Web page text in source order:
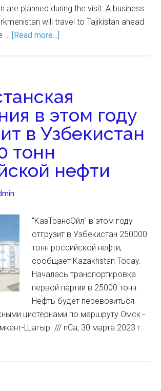
are planned during the visit. A business
will travel to Tajikistan ahead
… [Read more...]
в этом году
в Узбекистан
тонн
нефти
"КазТрансОйл" в этом году
отгрузит в Узбекистан 250000
тонн российской нефти,
сообщает Kazakhstan Today.
Началась транспортировка
первой партии в 25000 тонн.
Нефть будет перевозиться
цистернами по маршруту Омск -
Шагыр. /// nCa, 30 марта 2023 г.